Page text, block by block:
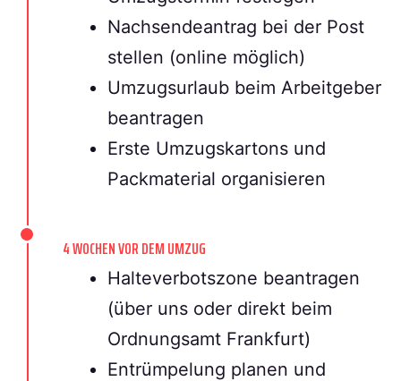
Nachsendeantrag bei der Post
stellen (online möglich)
Umzugsurlaub beim Arbeitgeber
beantragen
Erste Umzugskartons und
Packmaterial organisieren
4 WOCHEN VOR DEM UMZUG
Halteverbotszone beantragen
(über uns oder direkt beim
Ordnungsamt Frankfurt)
Entrümpelung planen und